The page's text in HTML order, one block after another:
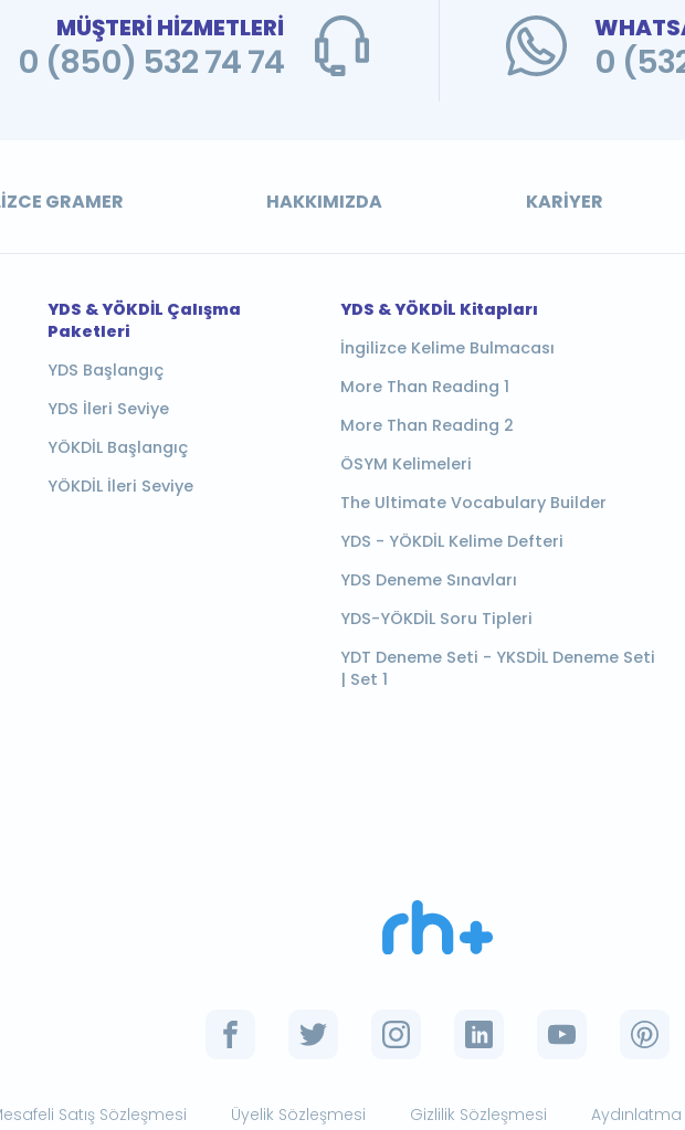
MÜŞTERİ HİZMETLERİ
0 (850) 532 74 74 0
GRAMER HAKKIMIZDA KARIYER
YDS & YÖKDİL Çalışma
Paketleri
YDS Başlangıç
YDS İleri Seviye
YÖKDİL Başlangıç
YÖKDİL İleri Seviye
YDS & YÖKDİL Kitapları
İngilizce Kelime Bulmacası
More Than Reading 1
More Than Reading 2
ÖSYM Kelimeleri
The Ultimate Vocabulary Builder
YDS - YÖKDİL Kelime Defteri
YDS Deneme Sınavları
YDS-YÖKDİL Soru Tipleri
YDT Deneme Seti - YKSDİL Deneme Seti
| Set 1
Satış Sözleşmesi Üyelik Sözleşmesi Gizlilik Sözleşmesi